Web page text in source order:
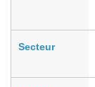
Secteur